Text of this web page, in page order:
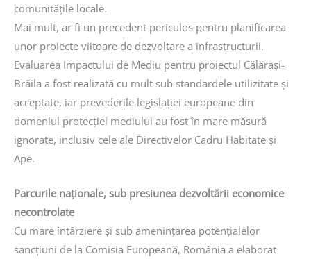
comunităţile locale.
Mai mult, ar fi un precedent periculos pentru planificarea
unor proiecte viitoare de dezvoltare a infrastructurii.
Evaluarea Impactului de Mediu pentru proiectul Călăraşi-
Brăila a fost realizată cu mult sub standardele utilizitate şi
acceptate, iar prevederile legislaţiei europeane din
domeniul protecţiei mediului au fost în mare măsură
ignorate, inclusiv cele ale Directivelor Cadru Habitate şi
Ape.
Parcurile naţionale, sub presiunea dezvoltării economice
necontrolate
Cu mare întârziere şi sub ameninţarea potenţialelor
sancţiuni de la Comisia Europeană, România a elaborat